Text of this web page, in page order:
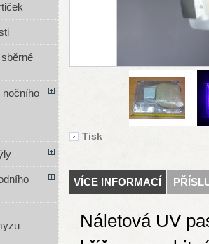
Tisk
VÍCE INFORMACÍ
Náletová UV
nočního